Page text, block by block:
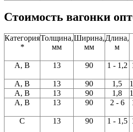
Стоимость вагонки
Категория
*
Толщина,
мм
Ширина,
мм
Длина,
м
A, В
13 90 1 - 1,2
A, В 13 90 1,5
A, В
13 90 1,8
A, В
13 90 2 - 6
C 13 90 1 - 1,5